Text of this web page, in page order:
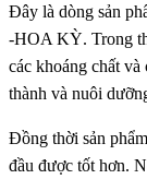
Đây là dòng sản
-HOA KỲ. Trong
các khoáng chất
thành và nuôi
Đồng thời sản
đầu được tốt hơn.